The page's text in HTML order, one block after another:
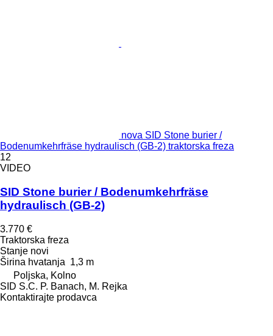
nova SID Stone burier /
Bodenumkehrfräse hydraulisch (GB-2) traktorska freza
12
VIDEO
SID Stone burier / Bodenumkehrfräse
hydraulisch (GB-2)
3.770 €
Traktorska freza
Stanje novi
Širina hvatanja 1,3 m
Poljska, Kolno
SID S.C. P. Banach, M. Rejka
Kontaktirajte prodavca